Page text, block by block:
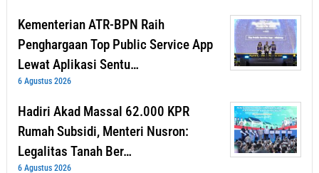
Kementerian ATR-BPN Raih
Penghargaan Top Public Service App
Lewat Aplikasi Sentu…
6 Agustus 2026
Hadiri Akad Massal 62.000 KPR
Rumah Subsidi, Menteri Nusron:
Legalitas Tanah Ber…
6 Agustus 2026